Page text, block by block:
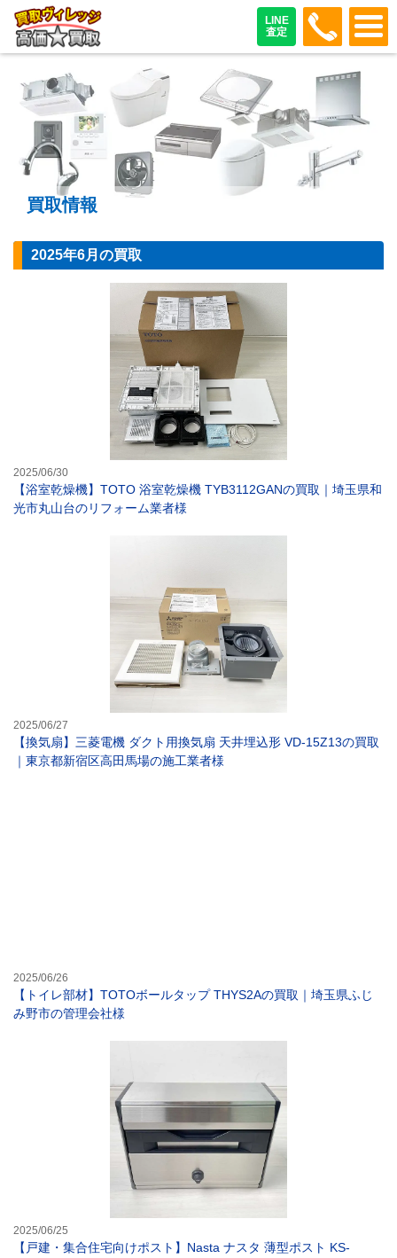
LINE
査定
048-
買取情報
2025年6月の買取
2025/06/30
【浴室乾燥機】TOTO 浴室乾燥機 TYB3112GANの買取｜埼玉県和
光市丸山台のリフォーム業者様
2025/06/27
【換気扇】三菱電機 ダクト用換気扇 天井埋込形 VD-15Z13の買取
｜東京都新宿区高田馬場の施工業者様
2025/06/26
【トイレ部材】TOTOボールタップ THYS2Aの買取｜埼玉県ふじ
み野市の管理会社様
2025/06/25
【戸建・集合住宅向けポスト】Nasta ナスタ 薄型ポスト KS-